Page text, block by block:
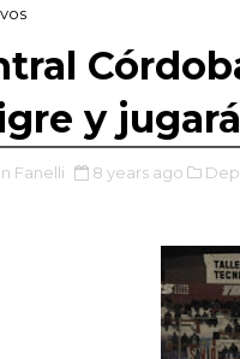
y
Fanelli 8 years ago